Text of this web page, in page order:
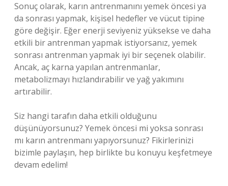
Sonuç olarak, karın antrenmanını yemek öncesi ya
da sonrası yapmak, kişisel hedefler ve vücut tipine
göre değişir. Eğer enerji seviyeniz yüksekse ve daha
etkili bir antrenman yapmak istiyorsanız, yemek
sonrası antrenman yapmak iyi bir seçenek olabilir.
Ancak, aç karna yapılan antrenmanlar,
metabolizmayı hızlandırabilir ve yağ yakımını
artırabilir.
Siz hangi tarafın daha etkili olduğunu
düşünüyorsunuz? Yemek öncesi mi yoksa sonrası
mı karın antrenmanı yapıyorsunuz? Fikirlerinizi
bizimle paylaşın, hep birlikte bu konuyu keşfetmeye
devam edelim!